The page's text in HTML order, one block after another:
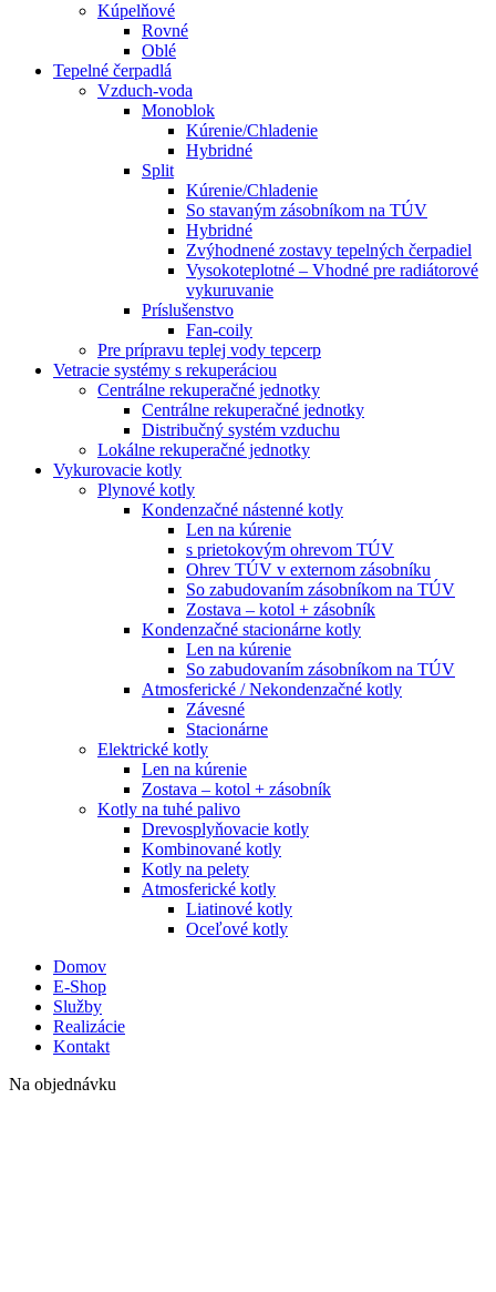
Kúpelňové
Rovné
Oblé
Tepelné čerpadlá
Vzduch-voda
Monoblok
Kúrenie/Chladenie
Hybridné
Split
Kúrenie/Chladenie
So stavaným zásobníkom na TÚV
Hybridné
Zvýhodnené zostavy tepelných čerpadiel
Vysokoteplotné – Vhodné pre radiátorové
vykuruvanie
Príslušenstvo
Fan-coily
Pre prípravu teplej vody tepcerp
Vetracie systémy s rekuperáciou
Centrálne rekuperačné jednotky
Centrálne rekuperačné jednotky
Distribučný systém vzduchu
Lokálne rekuperačné jednotky
Vykurovacie kotly
Plynové kotly
Kondenzačné nástenné kotly
Len na kúrenie
s prietokovým ohrevom TÚV
Ohrev TÚV v externom zásobníku
So zabudovaním zásobníkom na TÚV
Zostava – kotol + zásobník
Kondenzačné stacionárne kotly
Len na kúrenie
So zabudovaním zásobníkom na TÚV
Atmosferické / Nekondenzačné kotly
Závesné
Stacionárne
Elektrické kotly
Len na kúrenie
Zostava – kotol + zásobník
Kotly na tuhé palivo
Drevosplyňovacie kotly
Kombinované kotly
Kotly na pelety
Atmosferické kotly
Liatinové kotly
Oceľové kotly
Domov
E-Shop
Služby
Realizácie
Kontakt
Na objednávku